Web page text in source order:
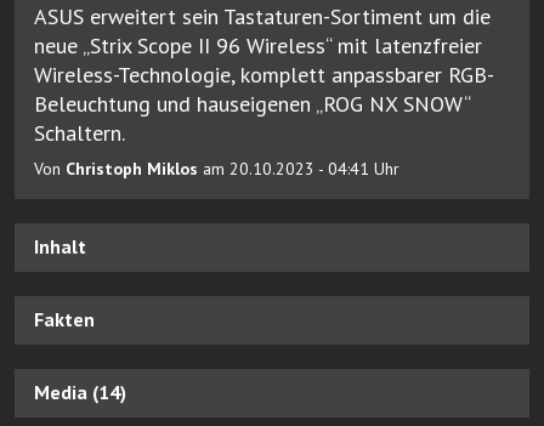
ASUS erweitert sein Tastaturen-Sortiment um die
neue „Strix Scope II 96 Wireless“ mit latenzfreier
Wireless-Technologie, komplett anpassbarer RGB-
Beleuchtung und hauseigenen „ROG NX SNOW“
Schaltern.
Von Christoph Miklos am 20.10.2023 - 04:41 Uhr
Inhalt
Fakten
Media (14)